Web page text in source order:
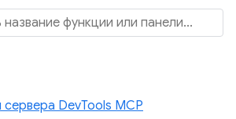
DevTools MCP